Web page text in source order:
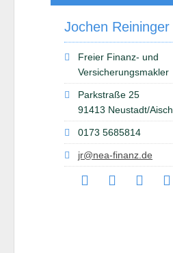
Jochen Reininger
Freier Finanz- und
Versicherungsmakler
Parkstraße 25
91413 Neustadt/Aisch
0173 5685814
jr@nea-finanz.de